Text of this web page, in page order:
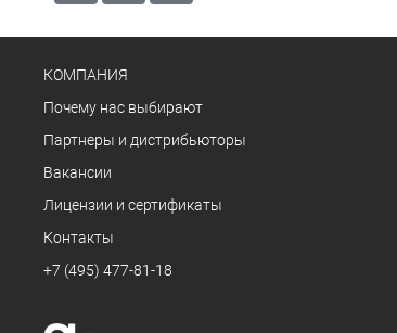
КОМПАНИЯ
Почему нас выбирают
Партнеры и дистрибьюторы
Вакансии
Лицензии и сертификаты
Контакты
+7 (495) 477-81-18